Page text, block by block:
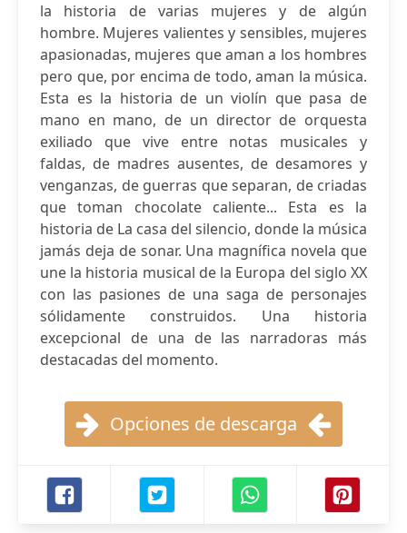
la historia de varias mujeres y de algún
hombre. Mujeres valientes y sensibles, mujeres
apasionadas, mujeres que aman a los hombres
pero que, por encima de todo, aman la música.
Esta es la historia de un violín que pasa de
mano en mano, de un director de orquesta
exiliado que vive entre notas musicales y
faldas, de madres ausentes, de desamores y
venganzas, de guerras que separan, de criadas
que toman chocolate caliente... Esta es la
historia de La casa del silencio, donde la música
jamás deja de sonar. Una magnífica novela que
une la historia musical de la Europa del siglo XX
con las pasiones de una saga de personajes
sólidamente construidos. Una historia
excepcional de una de las narradoras más
destacadas del momento.
Opciones de descarga